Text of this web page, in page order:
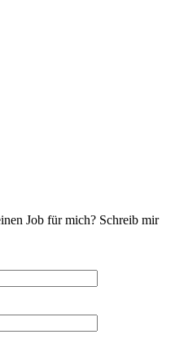
Job für mich? Schreib mir